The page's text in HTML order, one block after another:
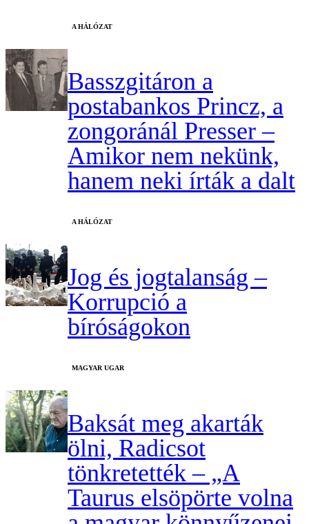
A HÁLÓZAT
Basszgitáron a
postabankos Princz, a
zongoránál Presser –
Amikor nem nekünk,
hanem neki írták a dalt
A HÁLÓZAT
Jog és jogtalanság –
Korrupció a
bíróságokon
MAGYAR UGAR
Baksát meg akarták
ölni, Radicsot
tönkretették – „A
Taurus elsöpörte volna